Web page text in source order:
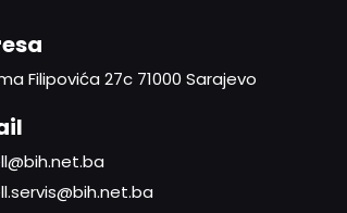
Filipovića 27c 71000 Sarajevo